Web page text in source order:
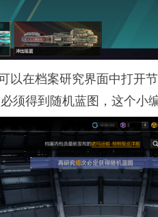
以在档案研究界面中打开
须得到随机蓝图，这个小